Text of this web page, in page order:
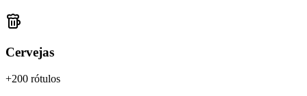
Cervejas
+200 rótulos